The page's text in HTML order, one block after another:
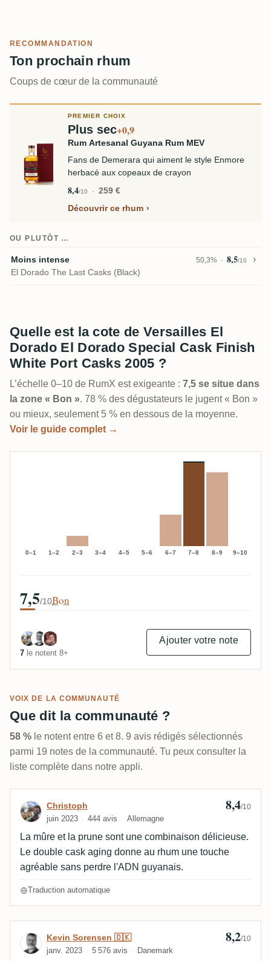
RECOMMANDATION
Ton prochain rhum
Coups de cœur de la communauté
PREMIER CHOIX
Plus sec+0,9
Rum Artesanal Guyana Rum MEV
Fans de Demerara qui aiment le style Enmore
herbacé aux copeaux de crayon
8,4/10
259 €
Découvrir ce rhum
OU PLUTÔT …
Moins intense 50,3% 8,5/10
El Dorado The Last Casks (Black)
Quelle est la cote de Versailles El
Dorado El Dorado Special Cask Finish
White Port Casks 2005 ?
L’échelle 0–10 de RumX est exigeante : 7,5 se situe dans
la zone « Bon ». 78 % des dégustateurs le jugent « Bon »
ou mieux, seulement 5 % en dessous de la moyenne.
Voir le guide complet →
0–1 1–2 2–3 3–4 4–5 5–6 6–7 7–8 8–9 9–10
7,5/10Bon
7 le notent 8+
Ajouter votre note
VOIX DE LA COMMUNAUTÉ
Que dit la communauté ?
58 % le notent entre 6 et 8. 9 avis rédigés sélectionnés
parmi 19 notes de la communauté. Tu peux consulter la
liste complète dans notre appli.
Avis de Christoph
Christoph
juin 2023 444 avis Allemagne
8,4/10
La mûre et la prune sont une combinaison délicieuse.
Le double cask aging donne au rhum une touche
agréable sans perdre l'ADN guyanais.
Traduction automatique
Avis de Kevin Sorensen 🇩🇰
Kevin Sorensen 🇩🇰
janv. 2023 5 576 avis Danemark
8,2/10